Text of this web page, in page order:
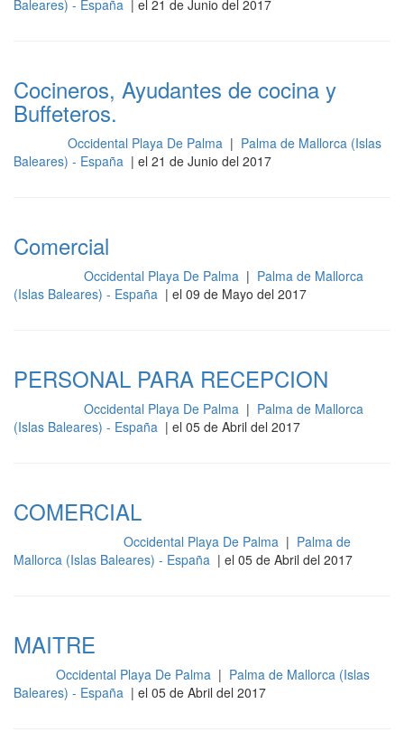
Baleares) - España | el 21 de Junio del 2017
Cocineros, Ayudantes de cocina y
Buffeteros.
Occidental Playa De Palma | Palma de Mallorca (Islas
Baleares) - España | el 21 de Junio del 2017
Comercial
Occidental Playa De Palma | Palma de Mallorca
(Islas Baleares) - España | el 09 de Mayo del 2017
PERSONAL PARA RECEPCION
Occidental Playa De Palma | Palma de Mallorca
(Islas Baleares) - España | el 05 de Abril del 2017
COMERCIAL
Occidental Playa De Palma | Palma de
Mallorca (Islas Baleares) - España | el 05 de Abril del 2017
MAITRE
Occidental Playa De Palma | Palma de Mallorca (Islas
Baleares) - España | el 05 de Abril del 2017